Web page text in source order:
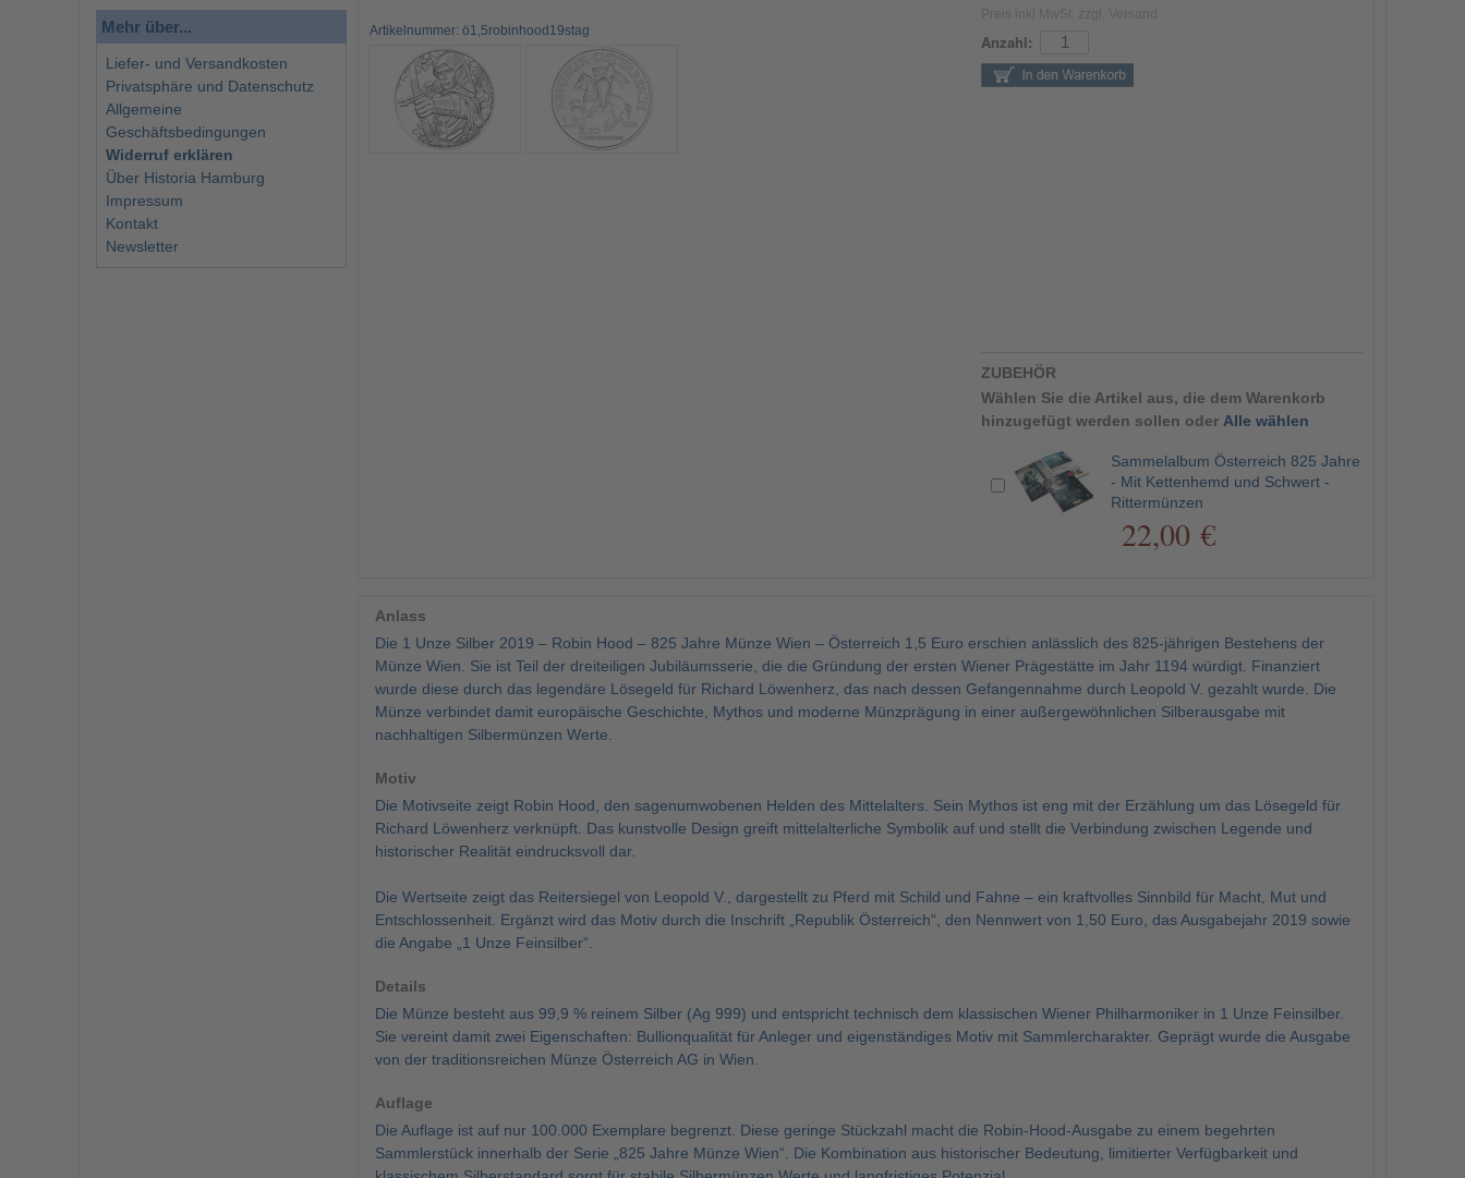
Artikelnummer: ö1,5robinhood19stag
Anzahl:
ZUBEHÖR
Wählen Sie die Artikel aus, die dem Warenkorb
hinzugefügt werden sollen oder Alle wählen
Sammelalbum Österreich 825 Jahre
- Mit Kettenhemd und Schwert -
Rittermünzen
22,00 €
Anlass
Die 1 Unze Silber 2019 – Robin Hood – 825 Jahre Münze Wien – Österreich 1,5 Euro erschien anlässlich des 825-jährigen Bestehens der
Münze Wien. Sie ist Teil der dreiteiligen Jubiläumsserie, die die Gründung der ersten Wiener Prägestätte im Jahr 1194 würdigt. Finanziert
wurde diese durch das legendäre Lösegeld für Richard Löwenherz, das nach dessen Gefangennahme durch Leopold V. gezahlt wurde. Die
Münze verbindet damit europäische Geschichte, Mythos und moderne Münzprägung in einer außergewöhnlichen Silberausgabe mit
nachhaltigen Silbermünzen Werte.
Motiv
Die Motivseite zeigt Robin Hood, den sagenumwobenen Helden des Mittelalters. Sein Mythos ist eng mit der Erzählung um das Lösegeld für
Richard Löwenherz verknüpft. Das kunstvolle Design greift mittelalterliche Symbolik auf und stellt die Verbindung zwischen Legende und
historischer Realität eindrucksvoll dar.
Die Wertseite zeigt das Reitersiegel von Leopold V., dargestellt zu Pferd mit Schild und Fahne – ein kraftvolles Sinnbild für Macht, Mut und
Entschlossenheit. Ergänzt wird das Motiv durch die Inschrift „Republik Österreich“, den Nennwert von 1,50 Euro, das Ausgabejahr 2019 sowie
die Angabe „1 Unze Feinsilber“.
Details
Die Münze besteht aus 99,9 % reinem Silber (Ag 999) und entspricht technisch dem klassischen Wiener Philharmoniker in 1 Unze Feinsilber.
Sie vereint damit zwei Eigenschaften: Bullionqualität für Anleger und eigenständiges Motiv mit Sammlercharakter. Geprägt wurde die Ausgabe
von der traditionsreichen Münze Österreich AG in Wien.
Auflage
Die Auflage ist auf nur 100.000 Exemplare begrenzt. Diese geringe Stückzahl macht die Robin-Hood-Ausgabe zu einem begehrten
Sammlerstück innerhalb der Serie „825 Jahre Münze Wien“. Die Kombination aus historischer Bedeutung, limitierter Verfügbarkeit und
Mehr über...
Liefer- und Versandkosten
Privatsphäre und Datenschutz
Allgemeine
Geschäftsbedingungen
Widerruf erklären
Über Historia Hamburg
Impressum
Kontakt
Newsletter